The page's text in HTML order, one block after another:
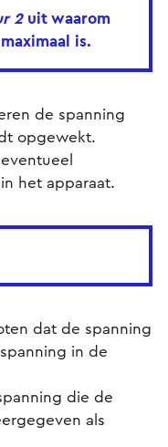
2uit waarom
is.
de spanning
opgewekt.
het apparaat.
dat de spanning
in de
die de
als